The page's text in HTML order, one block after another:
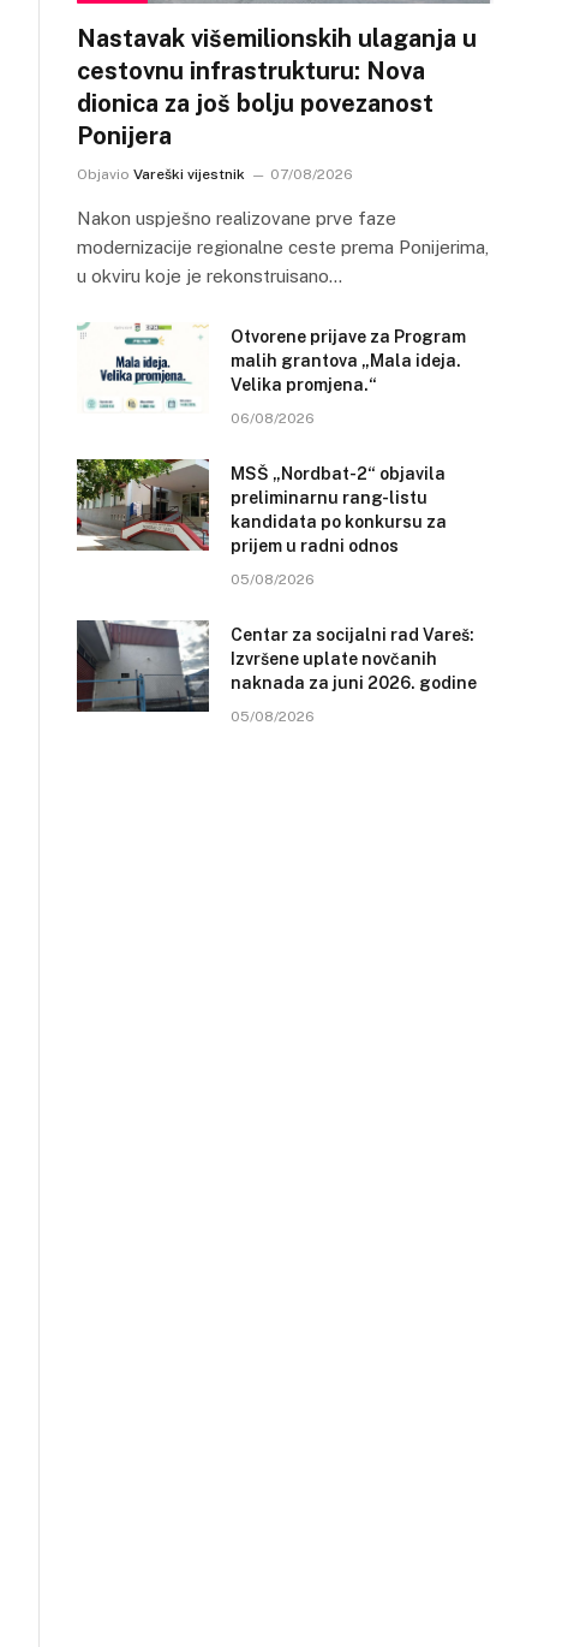
Nastavak višemilionskih ulaganja u
cestovnu infrastrukturu: Nova
dionica za još bolju povezanost
Ponijera
Objavio Vareški vijestnik 07/08/2026
Nakon uspješno realizovane prve faze
modernizacije regionalne ceste prema Ponijerima,
u okviru koje je rekonstruisano…
Otvorene prijave za Program
malih grantova „Mala ideja.
Velika promjena.“
06/08/2026
MSŠ „Nordbat-2“ objavila
preliminarnu rang-listu
kandidata po konkursu za
prijem u radni odnos
05/08/2026
Centar za socijalni rad Vareš:
Izvršene uplate novčanih
naknada za juni 2026. godine
05/08/2026